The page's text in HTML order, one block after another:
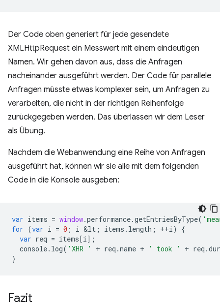
Der Code oben generiert für jede gesendete
XMLHttpRequest ein Messwert mit einem eindeutigen
Namen. Wir gehen davon aus, dass die Anfragen
nacheinander ausgeführt werden. Der Code für parallele
Anfragen müsste etwas komplexer sein, um Anfragen zu
verarbeiten, die nicht in der richtigen Reihenfolge
zurückgegeben werden. Das überlassen wir dem Leser
als Übung.
Nachdem die Webanwendung eine Reihe von Anfragen
ausgeführt hat, können wir sie alle mit dem folgenden
Code in die Konsole ausgeben:
var items = window.performance.getEntriesByType(
for (var i = 0 ; i &lt ; items . length ; ++i)
{
var req = items[i];
console. log( 'XHR ' + req .name + ' took ' + req .
}
Fazit